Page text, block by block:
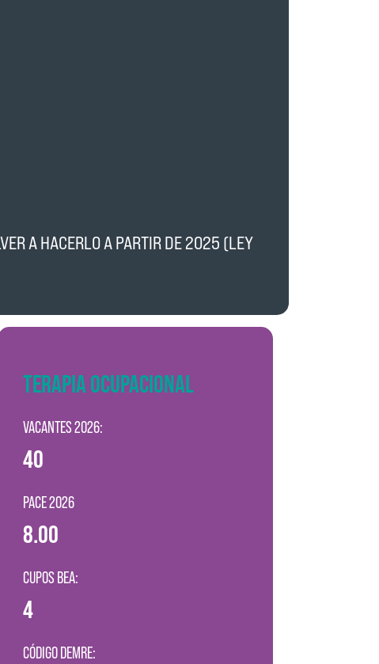
A HACERLO A PARTIR DE 2025 (LEY
TERAPIA OCUPACIONAL
VACANTES 2026:
40
PACE 2026
8.00
CUPOS BEA:
4
CÓDIGO DEMRE: